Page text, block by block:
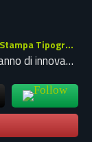
Trend della Comunicazione e della Stampa Tipografica nel 2025
Il 2025 si preannuncia come un anno di innovazione significativa nel campo della comunicazione e della stampa tipografica. Le tendenze…